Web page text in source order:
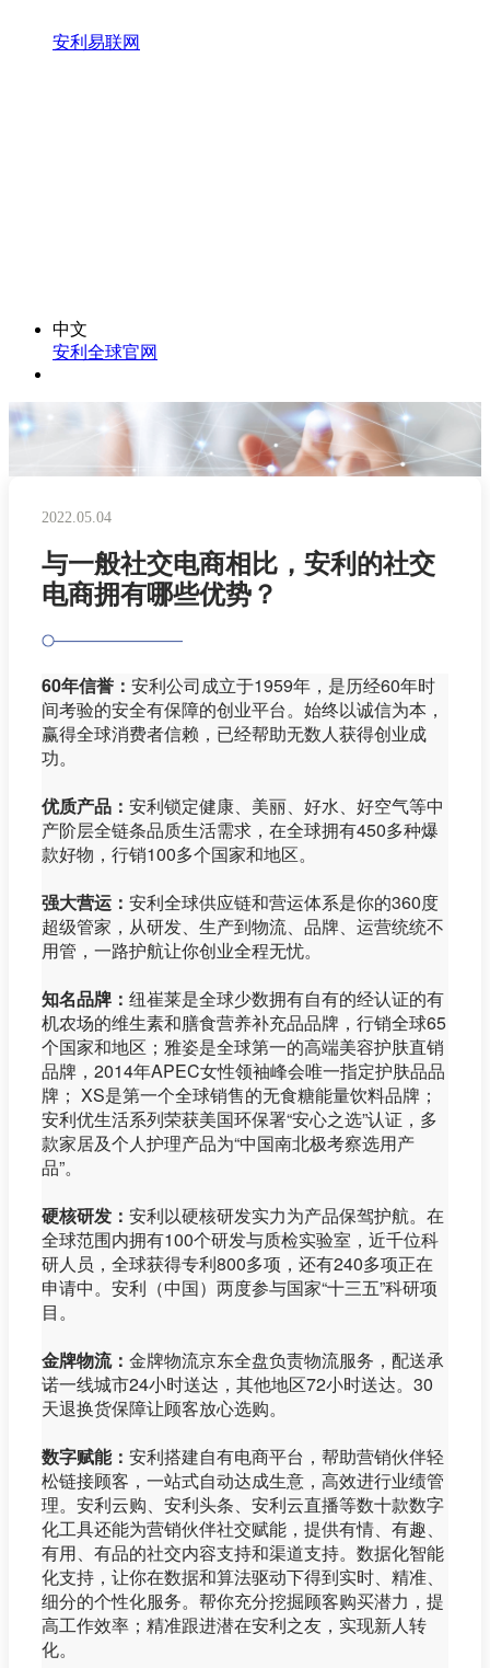
安利易联网
中文
安利全球官网
2022.05.04
与一般社交电商相比，安利的社交
电商拥有哪些优势？
60年信誉： 安利公司成立于1959年，是历经60年时
间考验的安全有保障的创业平台。始终以诚信为本，
赢得全球消费者信赖，已经帮助无数人获得创业成
功。
优质产品： 安利锁定健康、美丽、好水、好空气等中
产阶层全链条品质生活需求，在全球拥有450多种爆
款好物，行销100多个国家和地区。
强大营运： 安利全球供应链和营运体系是你的360度
超级管家，从研发、生产到物流、品牌、运营统统不
用管，一路护航让你创业全程无忧。
知名品牌： 纽崔莱是全球少数拥有自有的经认证的有
机农场的维生素和膳食营养补充品品牌，行销全球65
个国家和地区；雅姿是全球第一的高端美容护肤直销
品牌，2014年APEC女性领袖峰会唯一指定护肤品品
牌； XS是第一个全球销售的无食糖能量饮料品牌；
安利优生活系列荣获美国环保署“安心之选”认证，多
款家居及个人护理产品为“中国南北极考察选用产
品”。
硬核研发： 安利以硬核研发实力为产品保驾护航。在
全球范围内拥有100个研发与质检实验室，近千位科
研人员，全球获得专利800多项，还有240多项正在
申请中。安利（中国）两度参与国家“十三五”科研项
目。
金牌物流： 金牌物流京东全盘负责物流服务，配送承
诺一线城市24小时送达，其他地区72小时送达。30
天退换货保障让顾客放心选购。
数字赋能： 安利搭建自有电商平台，帮助营销伙伴轻
松链接顾客，一站式自动达成生意，高效进行业绩管
理。安利云购、安利头条、安利云直播等数十款数字
化工具还能为营销伙伴社交赋能，提供有情、有趣、
有用、有品的社交内容支持和渠道支持。数据化智能
化支持，让你在数据和算法驱动下得到实时、精准、
细分的个性化服务。帮你充分挖掘顾客购买潜力，提
高工作效率；精准跟进潜在安利之友，实现新人转
化。